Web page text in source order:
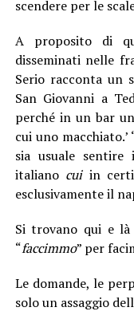
scendere per le
A proposito di
disseminati nelle
Serio racconta un
San Giovanni a
perché in un bar
cui uno
sia usuale
italiano cuiin certi
esclusivamente il
Si trovano qui e
“faccimmo” per
Le domande, le
solo un assaggio